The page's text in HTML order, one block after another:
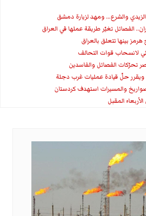
والشرع... ومهد لزيارة دمشق
الفصائل تغيّر طريقة عملها في العراق
تحرّكات الفصائل والفاسدين
حلّ قيادة عمليات غرب دجلة
والمسيرات استهدف كردستان
المقبل